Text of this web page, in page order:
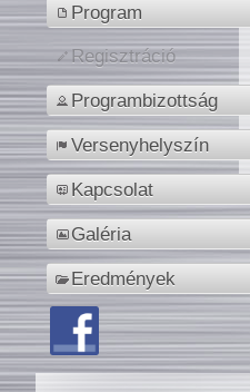
Program
Regisztráció
Programbizottság
Versenyhelyszín
Kapcsolat
Galéria
Eredmények